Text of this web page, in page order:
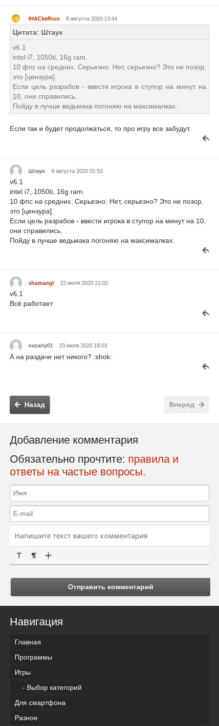
IHACkeRrus 8 августа 2020 13:44
Цитата: Штаук
v6.1
intel i7, 1050ti, 16g ram.
10 фпс на средних. Серьезно. Нет, серьезно? Это не позор,
это [цензура].
Если цель разрабов - ввести игрока в ступор на минут на
10, они справились.
Пойду в лучше ведьмака погоняю на максималках.
Если так и будет продолжаться, то про игру все забудут.
Штаук 8 августа 2020 01:50
v6.1
intel i7, 1050ti, 16g ram.
10 фпс на средних. Серьезно. Нет, серьезно? Это не позор,
это [цензура].
Если цель разрабов - ввести игрока в ступор на минут на 10,
они справились.
Пойду в лучше ведьмака погоняю на максималках.
shamangl 23 июля 2020 22:02
v6.1
Всё работает
nazariy01 23 июля 2020 18:03
А на раздаче нет никого? :shok:
Вперед
Назад
Добавление комментария
Обязательно прочтите: правила и
ответы на частые вопросы.
Отправить комментарий
Навигация
Главная
Программы
Игры
- Выбор категорий
Для смартфона
Разное